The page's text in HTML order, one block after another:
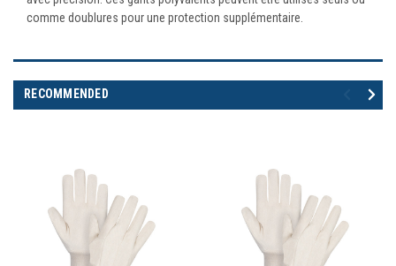
comme doublures pour une protection supplémentaire.
RECOMMENDED